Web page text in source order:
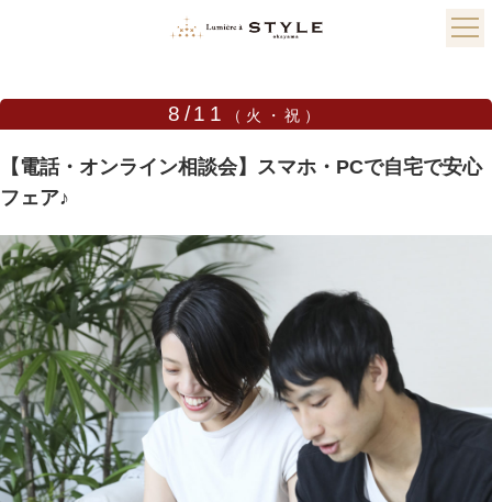
8/11 （火・祝）
【電話・オンライン相談会】スマホ・PCで自宅で安心
フェア♪